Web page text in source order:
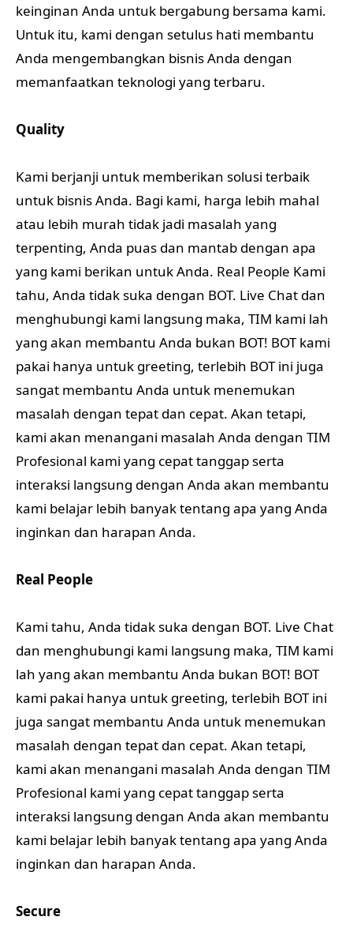
keinginan Anda untuk bergabung bersama kami.
Untuk itu, kami dengan setulus hati membantu
Anda mengembangkan bisnis Anda dengan
memanfaatkan teknologi yang terbaru.
Quality
Kami berjanji untuk memberikan solusi terbaik
untuk bisnis Anda. Bagi kami, harga lebih mahal
atau lebih murah tidak jadi masalah yang
terpenting, Anda puas dan mantab dengan apa
yang kami berikan untuk Anda. Real People Kami
tahu, Anda tidak suka dengan BOT. Live Chat dan
menghubungi kami langsung maka, TIM kami lah
yang akan membantu Anda bukan BOT! BOT kami
pakai hanya untuk greeting, terlebih BOT ini juga
sangat membantu Anda untuk menemukan
masalah dengan tepat dan cepat. Akan tetapi,
kami akan menangani masalah Anda dengan TIM
Profesional kami yang cepat tanggap serta
interaksi langsung dengan Anda akan membantu
kami belajar lebih banyak tentang apa yang Anda
inginkan dan harapan Anda.
Real People
Kami tahu, Anda tidak suka dengan BOT. Live Chat
dan menghubungi kami langsung maka, TIM kami
lah yang akan membantu Anda bukan BOT! BOT
kami pakai hanya untuk greeting, terlebih BOT ini
juga sangat membantu Anda untuk menemukan
masalah dengan tepat dan cepat. Akan tetapi,
kami akan menangani masalah Anda dengan TIM
Profesional kami yang cepat tanggap serta
interaksi langsung dengan Anda akan membantu
kami belajar lebih banyak tentang apa yang Anda
inginkan dan harapan Anda.
Secure